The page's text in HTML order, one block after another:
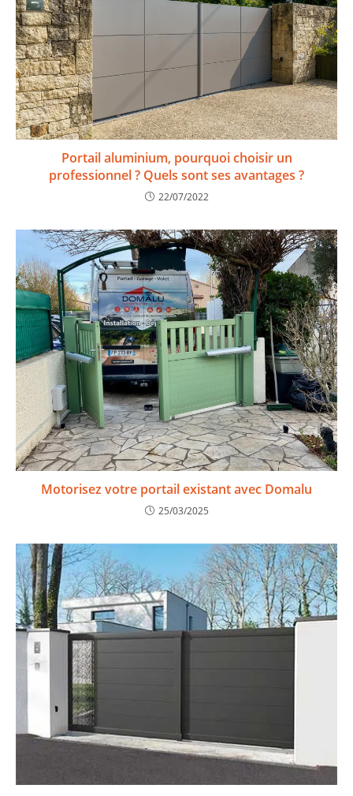
Portail aluminium, pourquoi choisir un
professionnel ? Quels sont ses avantages ?
22/07/2022
Motorisez votre portail existant avec Domalu
25/03/2025